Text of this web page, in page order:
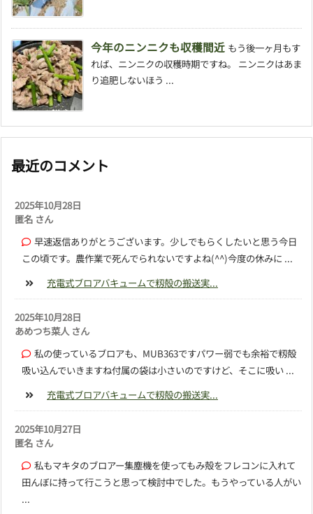
今年のニンニクも収穫間近 もう後一ヶ月もす
れば、ニンニクの収穫時期ですね。 ニンニクはあま
り追肥しないほう ...
最近のコメント
2025年10月28日
匿名 さん
早速返信ありがとうございます。少しでもらくしたいと思う今日
この頃です。農作業で死んでられないですよね(^^)今度の休みに ...
充電式ブロアバキュームで籾殻の搬送実...
2025年10月28日
あめつち菜人 さん
私の使っているブロアも、MUB363ですパワー弱でも余裕で籾殻
吸い込んでいきますね付属の袋は小さいのですけど、そこに吸い ...
充電式ブロアバキュームで籾殻の搬送実...
2025年10月27日
匿名 さん
私もマキタのブロアー集塵機を使ってもみ殻をフレコンに入れて
田んぼに持って行こうと思って検討中でした。もうやっている人がい
...